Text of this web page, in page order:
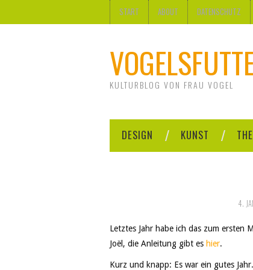
START ABOUT DATENSCHUTZ
KULTURBLOG VON FRAU VOGEL
DESIGN KUNST
4.
Letztes Jahr habe ich das zum ersten
Joël, die Anleitung gibt es hier.
Kurz und knapp: Es war ein gutes Jahr.